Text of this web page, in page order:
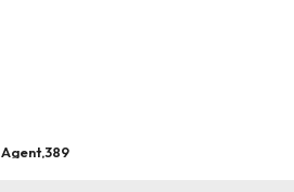
Agent,389